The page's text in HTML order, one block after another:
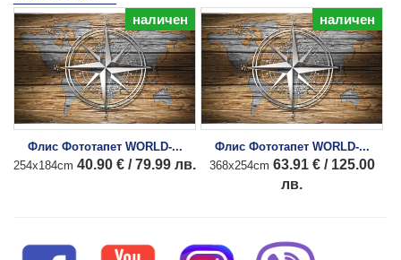
наличен
Флис Фототапет WORLD-...
254x184cm 40.90 € / 79.99 лв.
наличен
Флис Фототапет WORLD-...
368x254cm 63.91 € / 125.00
лв.